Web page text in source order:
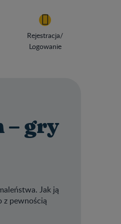
Rejestracja/
Logowanie
– gry
Jak ją
z pewnością